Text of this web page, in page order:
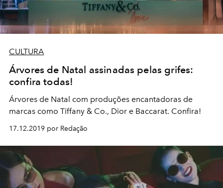
CULTURA
Árvores de Natal assinadas pelas grifes:
confira todas!
Árvores de Natal com produções encantadoras de
marcas como Tiffany & Co., Dior e Baccarat. Confira!
17.12.2019 por Redação